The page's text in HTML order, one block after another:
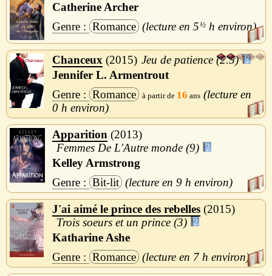
Catherine Archer
Romance
5½ h
Chanceux 2015
Jeu de patience (2.5)
Jennifer L. Armentrout
Romance
16
0 h
Apparition
2013
Femmes De L'Autre monde (9)
Kelley Armstrong
Bit-lit
9 h
J'ai aimé le prince des rebelles 2015
Trois soeurs et un prince (3)
Katharine Ashe
Romance
7 h